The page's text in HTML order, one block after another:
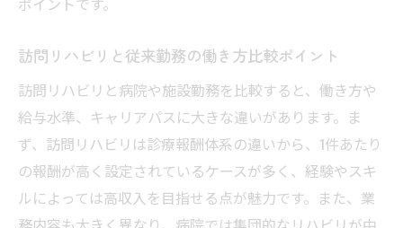
訪問リハビリと従来勤務の働き方比較ポイント
訪問リハビリと病院や施設勤務を比較すると、働き方や
給与水準、キャリアパスに大きな違いがあります。ま
ず、訪問リハビリは診療報酬体系の違いから、1件あたり
の報酬が高く設定されているケースが多く、経験やスキ
ルによっては高収入を目指せる点が魅力です。また、業